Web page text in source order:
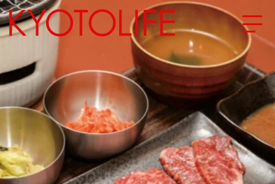
エリアから探す
地図から探す
カテゴリーから探す
SPECIAL